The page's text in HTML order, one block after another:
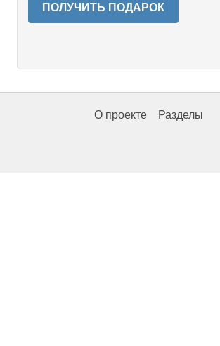
ПОЛУЧИТЬ ПОДАРОК
О проекте Разделы